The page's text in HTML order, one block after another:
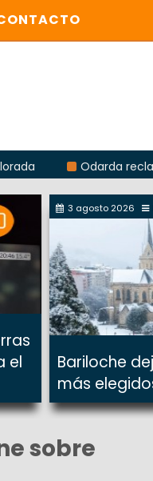
Odarda reclamó la
el
3 agosto 2026
Bariloche
más
sobre